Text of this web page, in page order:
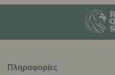
More
Πληροφορίες